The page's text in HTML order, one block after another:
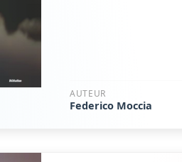
AUTEUR
Federico Moccia